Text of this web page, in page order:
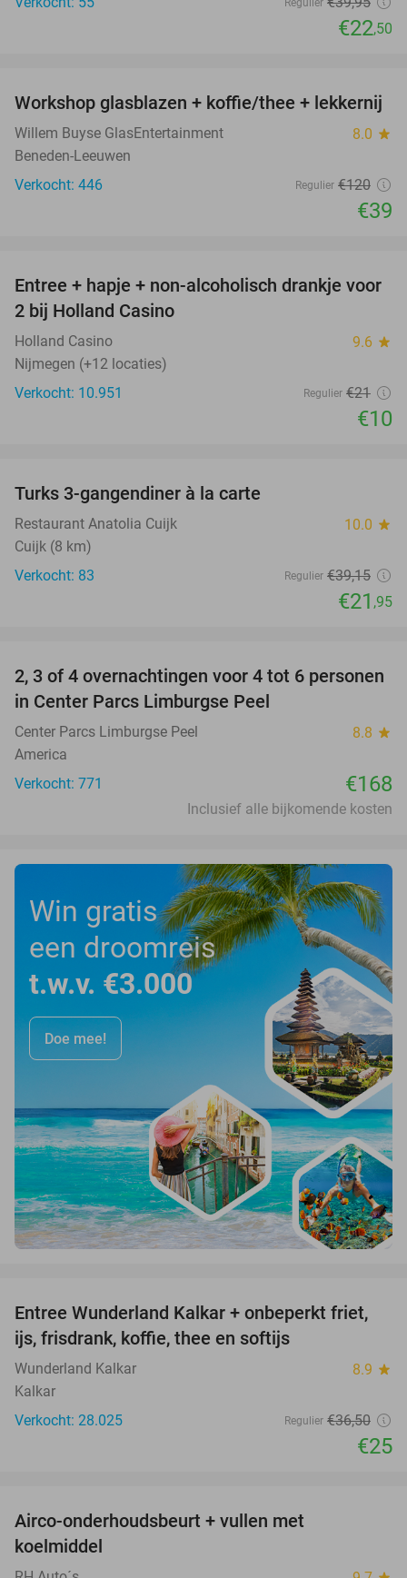
€22,50
68%
Workshop glasblazen + koffie/thee + lekkernij
Willem Buyse GlasEntertainment 8.0 star
Beneden-Leeuwen
Verkocht: 446
Regulier €120
€39
52%
Entree + hapje + non-alcoholisch drankje voor
2 bij Holland Casino
Holland Casino 9.6 star
Nijmegen (+12 locaties)
Verkocht: 10.951
Regulier €21
€10
Turks 3-gangendiner à la carte
Restaurant Anatolia Cuijk 10.0 star
Cuijk (8 km)
Verkocht: 83
Regulier €39,15
€21 ,95
2, 3 of 4 overnachtingen voor 4 tot 6 personen
in Center Parcs Limburgse Peel
Center Parcs Limburgse Peel 8.8 star
America
Verkocht: 771
€168
Inclusief alle bijkomende kosten
Win gratis
een droomreis
t.w.v. €3.000
Doe mee!
32%
Entree Wunderland Kalkar + onbeperkt friet,
ijs, frisdrank, koffie, thee en softijs
Wunderland Kalkar 8.9 star
Kalkar
Verkocht: 28.025
Regulier €36,50
€25
Airco-onderhoudsbeurt + vullen met
koelmiddel